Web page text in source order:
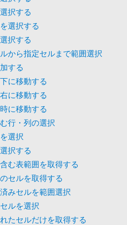
択する
選択する
択する
から指定セルまで範囲選択
する
に移動する
に移動する
に移動する
行・列の選択
選択
択する
む表範囲を取得する
セルを取得する
みセルを範囲選択
ルを選択
たセルだけを取得する